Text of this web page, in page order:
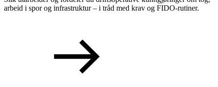
arbeid i spor og infrastruktur – i tråd med krav og FIDO-rutiner.